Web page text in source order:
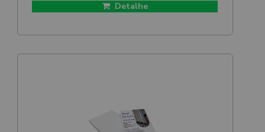
Detalhe